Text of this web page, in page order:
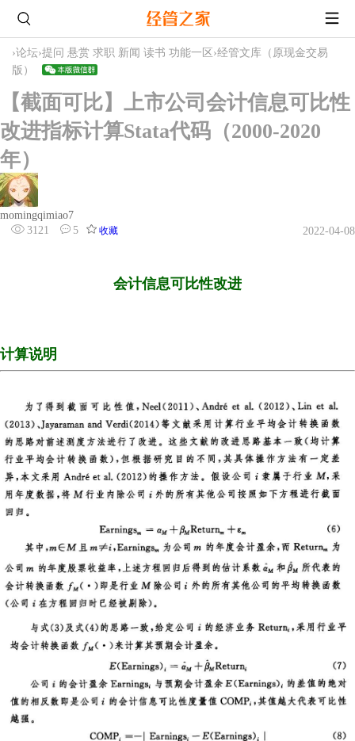
›论坛›提问 悬赏 求职 新闻 读书 功能一区 ›经管文库（原现金交易
版）
【截面可比】上市公司会计信息可比性
改进指标计算Stata代码（2000-2020
年）
momingqimiao7
3121
5 收藏 2022-04-08
会计信息可比性改进
计算说明